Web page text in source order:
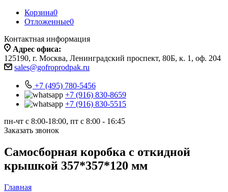
Корзина0
Отложенные0
Контактная информация
Адрес офиса:
125190, г. Москва, Ленинградский проспект, 80Б, к. 1, оф. 204
sales@gofroprodpak.ru
+7 (495) 780-5456
+7 (916) 830-8659
+7 (916) 830-5515
пн-чт c 8:00-18:00, пт с 8:00 - 16:45
Заказать звонок
Самосборная коробка с откидной
крышкой 357*357*120 мм
Главная